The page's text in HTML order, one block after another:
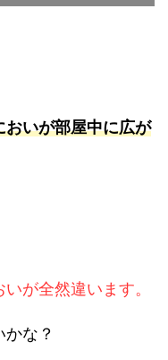
いが部屋中に広が
が全然違います。
な？